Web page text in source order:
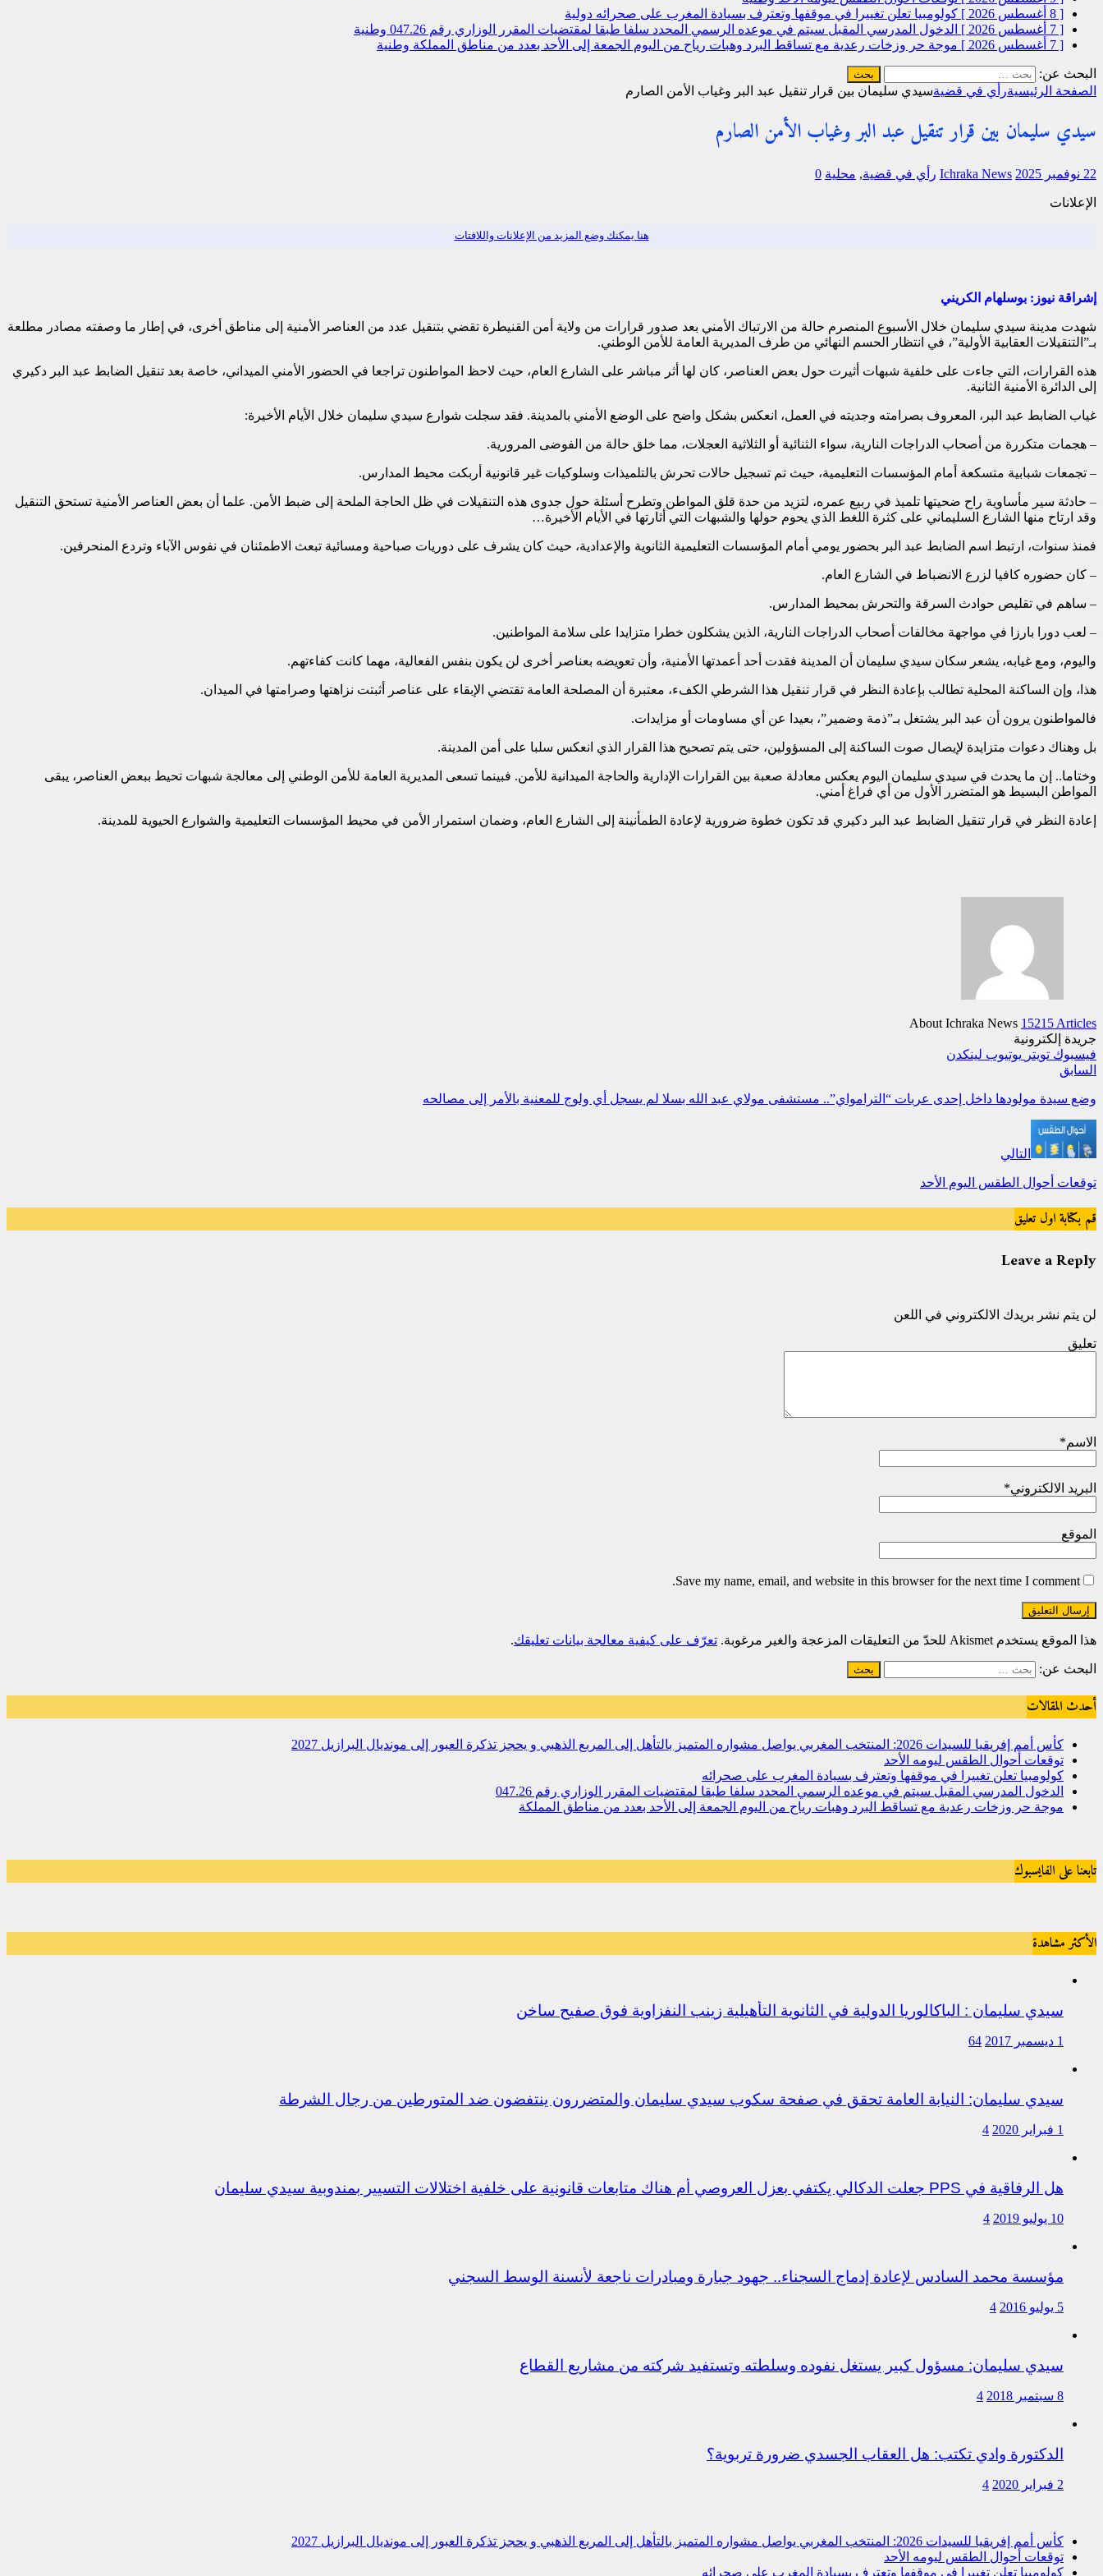
[ 8 أغسطس 2026 ]
كولومبيا تعلن تغييرا في موقفها وتعترف بسيادة المغرب على صحرائه دولية
[ 7 أغسطس 2026 ]
الدخول المدرسي المقبل سیتم في موعده الرسمي المحدد سلفا طبقا لمقتضیات المقرر الوزاري رقم 047.26
وطنية
[ 7 أغسطس 2026 ]
موجة حر وزخات رعدية مع تساقط البرد وهبات رياح من اليوم الجمعة إلى الأحد بعدد من مناطق المملكة وطنية
البحث عن:
الصفحة الرئيسيةرأي في قضيةسيدي سليمان بين قرار تنقيل عبد البر وغياب الأمن الصارم
سيدي سليمان بين قرار تنقيل عبد البر وغياب الأمن الصارم
22 نوفمبر 2025 Ichraka News رأي في قضية, محلية 0
الإعلانات
هنا يمكنك وضع المزيد من الإعلانات واللافتات
إشراقة نيوز: بوسلهام الكريني
شهدت مدينة سيدي سليمان خلال الأسبوع المنصرم حالة من الارتباك الأمني بعد صدور قرارات من ولاية أمن القنيطرة تقضي بتنقيل عدد من العناصر الأمنية إلى مناطق أخرى، في إطار ما وصفته مصادر مطلعة
بـ”التنقيلات العقابية الأولية”، في انتظار الحسم النهائي من طرف المديرية العامة للأمن الوطني.
هذه القرارات، التي جاءت على خلفية شبهات أثيرت حول بعض العناصر، كان لها أثر مباشر على الشارع العام، حيث لاحظ المواطنون تراجعا في الحضور الأمني الميداني، خاصة بعد تنقيل الضابط عبد البر دكيري
إلى الدائرة الأمنية الثانية.
غياب الضابط عبد البر، المعروف بصرامته وجديته في العمل، انعكس بشكل واضح على الوضع الأمني بالمدينة. فقد سجلت شوارع سيدي سليمان خلال الأيام الأخيرة:
– هجمات متكررة من أصحاب الدراجات النارية، سواء الثنائية أو الثلاثية العجلات، مما خلق حالة من الفوضى المرورية.
– تجمعات شبابية متسكعة أمام المؤسسات التعليمية، حيث تم تسجيل حالات تحرش بالتلميذات وسلوكيات غير قانونية أربكت محيط المدارس.
– حادثة سير مأساوية راح ضحيتها تلميذ في ربيع عمره، لتزيد من حدة قلق المواطن وتطرح أسئلة حول جدوى هذه التنقيلات في ظل الحاجة الملحة إلى ضبط الأمن. علما أن بعض العناصر الأمنية تستحق التنقيل
وقد ارتاح منها الشارع السليماني على كثرة اللغط الذي يحوم حولها والشبهات التي أثارتها في الأيام الأخيرة…
فمنذ سنوات، ارتبط اسم الضابط عبد البر بحضور يومي أمام المؤسسات التعليمية الثانوية والإعدادية، حيث كان يشرف على دوريات صباحية ومسائية تبعث الاطمئنان في نفوس الآباء وتردع المنحرفين.
– كان حضوره كافيا لزرع الانضباط في الشارع العام.
– ساهم في تقليص حوادث السرقة والتحرش بمحيط المدارس.
– لعب دورا بارزا في مواجهة مخالفات أصحاب الدراجات النارية، الذين يشكلون خطرا متزايدا على سلامة المواطنين.
واليوم، ومع غيابه، يشعر سكان سيدي سليمان أن المدينة فقدت أحد أعمدتها الأمنية، وأن تعويضه بعناصر أخرى لن يكون بنفس الفعالية، مهما كانت كفاءتهم.
هذا، وإن الساكنة المحلية تطالب بإعادة النظر في قرار تنقيل هذا الشرطي الكفء، معتبرة أن المصلحة العامة تقتضي الإبقاء على عناصر أثبتت نزاهتها وصرامتها في الميدان.
فالمواطنون يرون أن عبد البر يشتغل بـ”ذمة وضمير”، بعيدا عن أي مساومات أو مزايدات.
بل وهناك دعوات متزايدة لإيصال صوت الساكنة إلى المسؤولين، حتى يتم تصحيح هذا القرار الذي انعكس سلبا على أمن المدينة.
وختاما.. إن ما يحدث في سيدي سليمان اليوم يعكس معادلة صعبة بين القرارات الإدارية والحاجة الميدانية للأمن. فبينما تسعى المديرية العامة للأمن الوطني إلى معالجة شبهات تحيط ببعض العناصر، يبقى
المواطن البسيط هو المتضرر الأول من أي فراغ أمني.
إعادة النظر في قرار تنقيل الضابط عبد البر دكيري قد تكون خطوة ضرورية لإعادة الطمأنينة إلى الشارع العام، وضمان استمرار الأمن في محيط المؤسسات التعليمية والشوارع الحيوية للمدينة.
About Ichraka News 15215 Articles
جريدة إلكترونية
فيسبوك تويتر يوتيوب لينكدن
السابق
وضع سيدة مولودها داخل إحدى عربات “الترامواي”.. مستشفى مولاي عبد الله بسلا لم يسجل أي ولوج للمعنية بالأمر إلى مصالحه
التالي
توقعات أحوال الطقس اليوم الأحد
قم بكتابة اول تعليق
Leave a Reply
لن يتم نشر بريدك الالكتروني في اللعن
تعليق
الاسم*
البريد الالكتروني*
الموقع
Save my name, email, and website in this browser for the next time I comment.
هذا الموقع يستخدم Akismet للحدّ من التعليقات المزعجة والغير مرغوبة. تعرّف على كيفية معالجة بيانات تعليقك.
البحث عن:
أحدث المقالات
كأس أمم إفريقيا للسيدات 2026: المنتخب المغربي يواصل مشواره المتميز بالتأهل إلى المربع الذهبي و يحجز تذكرة العبور إلى مونديال البرازيل 2027
توقعات أحوال الطقس ليومه الأحد
كولومبيا تعلن تغييرا في موقفها وتعترف بسيادة المغرب على صحرائه
الدخول المدرسي المقبل سیتم في موعده الرسمي المحدد سلفا طبقا لمقتضیات المقرر الوزاري رقم 047.26
موجة حر وزخات رعدية مع تساقط البرد وهبات رياح من اليوم الجمعة إلى الأحد بعدد من مناطق المملكة
تابعنا على الفايسبوك
الأكثر مشاهدة
سيدي سليمان : الباكالوريا الدولية في الثانوية التأهيلية زينب النفزاوية فوق صفيح ساخن
1 ديسمبر 2017 64
سيدي سليمان: النيابة العامة تحقق في صفحة سكوب سيدي سليمان والمتضررون ينتفضون ضد المتورطين من رجال الشرطة
1 فبراير 2020 4
هل الرفاقية في PPS جعلت الدكالي يكتفي بعزل العروصي أم هناك متابعات قانونية على خلفية اختلالات التسيير بمندوبية سيدي سليمان
10 يوليو 2019 4
مؤسسة محمد السادس لإعادة إدماج السجناء.. جهود جبارة ومبادرات ناجعة لأنسنة الوسط السجني
5 يوليو 2016 4
سيدي سليمان: مسؤول كبير يستغل نفوده وسلطته وتستفيد شركته من مشاريع القطاع
8 سبتمبر 2018 4
الدكتورة وادي تكتب: هل العقاب الجسدي ضرورة تربوية؟
2 فبراير 2020 4
كأس أمم إفريقيا للسيدات 2026: المنتخب المغربي يواصل مشواره المتميز بالتأهل إلى المربع الذهبي و يحجز تذكرة العبور إلى مونديال البرازيل 2027
توقعات أحوال الطقس ليومه الأحد
كولومبيا تعلن تغييرا في موقفها وتعترف بسيادة المغرب على صحرائه